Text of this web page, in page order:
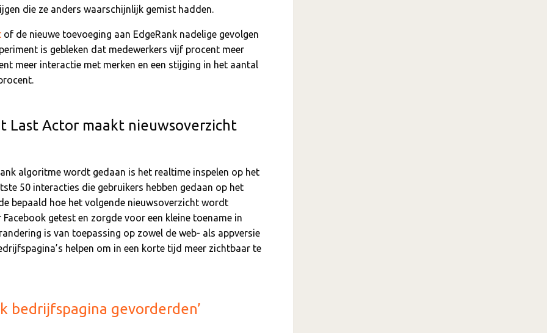
die ze anders waarschijnlijk gemist hadden.
of de nieuwe toevoeging aan EdgeRank nadelige gevolgen
is gebleken dat medewerkers vijf procent meer
meer interactie met merken en een stijging in het aantal
Last Actor maakt nieuwsoverzicht
algoritme wordt gedaan is het realtime inspelen op het
50 interacties die gebruikers hebben gedaan op het
bepaald hoe het volgende nieuwsoverzicht wordt
getest en zorgde voor een kleine toename in
is van toepassing op zowel de web- als appversie
helpen om in een korte tijd meer zichtbaar te
bedrijfspagina gevorderden’